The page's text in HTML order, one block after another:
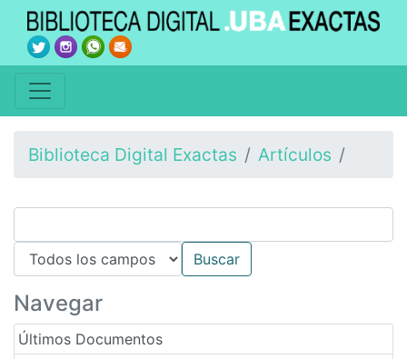
Biblioteca Digital Exactas Artículos
Navegar
Últimos Documentos